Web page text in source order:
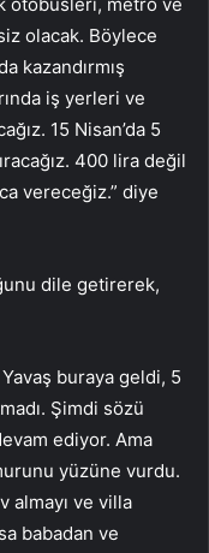
olacak. Böylece
kazandırmış
iş yerleri ve
15 Nisan’da 5
400 lira değil
vereceğiz.” diye
dile getirerek,
Yavaş buraya geldi, 5
Şimdi sözü
ediyor. Ama
yüzüne vurdu.
almayı ve villa
babadan ve